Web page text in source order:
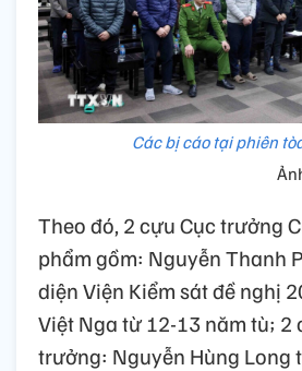
Các bị cáo tại phiên
Theo đó, 2 cựu Cục trưởng
phẩm gồm: Nguyễn Thanh
diện Viện Kiểm sát đề nghị
Việt Nga từ 12-13 năm tù; 2
trưởng: Nguyễn Hùng Long